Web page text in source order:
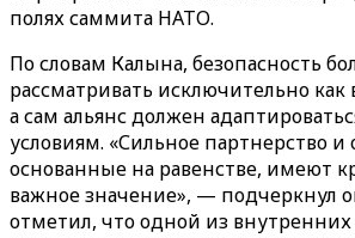
полях саммита НАТО.
По словам Калына, безопасность
рассматривать исключительно как
а сам альянс должен
условиям. «Сильное партнерство
основанные на равенстве, имеют
важное значение», — подчеркнул
отметил, что одной из